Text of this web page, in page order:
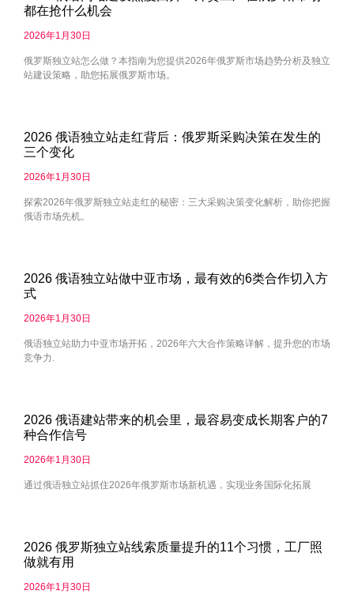
都在抢什么机会
2026年1月30日
俄罗斯独立站怎么做？本指南为您提供2026年俄罗斯市场趋势分析及独立
站建设策略，助您拓展俄罗斯市场。
2026 俄语独立站走红背后：俄罗斯采购决策在发生的
三个变化
2026年1月30日
探索2026年俄罗斯独立站走红的秘密：三大采购决策变化解析，助你把握
俄语市场先机。
2026 俄语独立站做中亚市场，最有效的6类合作切入方
式
2026年1月30日
俄语独立站助力中亚市场开拓，2026年六大合作策略详解，提升您的市场
竞争力.
2026 俄语建站带来的机会里，最容易变成长期客户的7
种合作信号
2026年1月30日
通过俄语独立站抓住2026年俄罗斯市场新机遇，实现业务国际化拓展
2026 俄罗斯独立站线索质量提升的11个习惯，工厂照
做就有用
2026年1月30日